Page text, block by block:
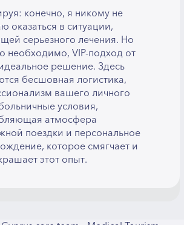
конечно, я никому не
оказаться в ситуации,
серьезного лечения. Но
необходимо, VIP-подход от
решение. Здесь
бесшовная логистика,
вашего личного
условия,
атмосфера
поездки и персональное
которое смягчает и
этот опыт.